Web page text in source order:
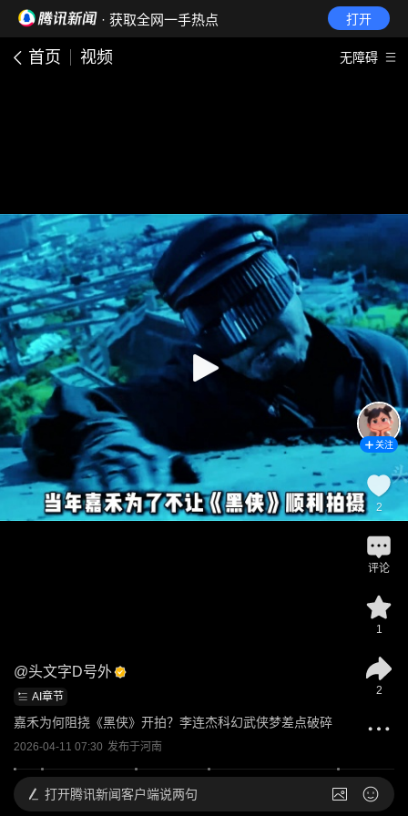
· 获取全网一手热点 打开
首页 视频 无障碍
@头文字D号外
AI章节
嘉禾为何阻挠《黑侠》开拍？李连杰科幻武侠梦差点破碎
2026-04-11 07:30 发布于河南
关注
2
评论
1
2
打开腾讯新闻客户端说两句